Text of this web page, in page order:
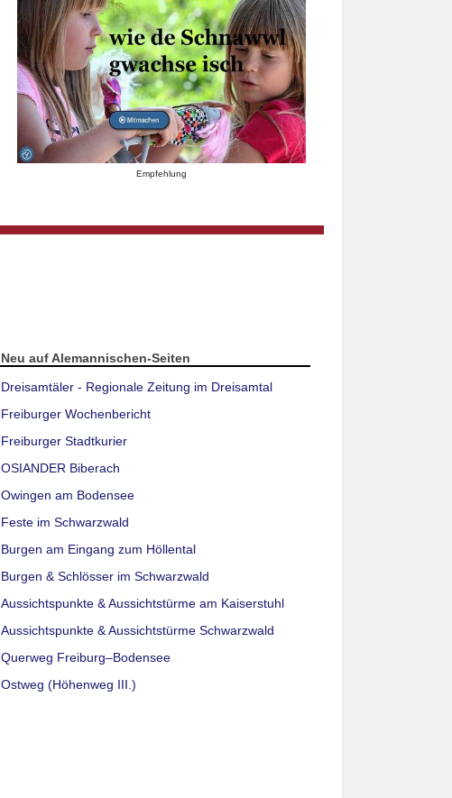
Empfehlung
Neu auf Alemannischen-Seiten
Dreisamtäler - Regionale Zeitung im Dreisamtal
Freiburger Wochenbericht
Freiburger Stadtkurier
OSIANDER Biberach
Owingen am Bodensee
Feste im Schwarzwald
Burgen am Eingang zum Höllental
Burgen & Schlösser im Schwarzwald
Aussichtspunkte & Aussichtstürme am Kaiserstuhl
Aussichtspunkte & Aussichtstürme Schwarzwald
Querweg Freiburg–Bodensee
Ostweg (Höhenweg III.)